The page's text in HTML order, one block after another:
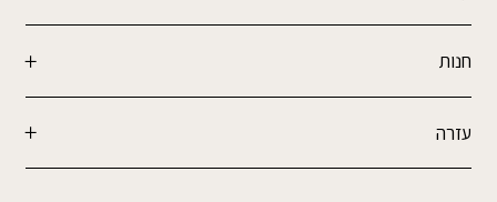
חנות
עזרה